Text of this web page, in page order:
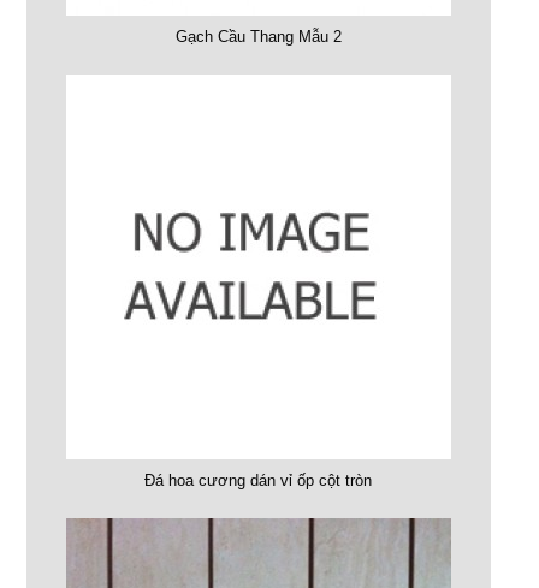
Gạch Cầu Thang Mẫu 2
Đá hoa cương dán vỉ ốp cột tròn